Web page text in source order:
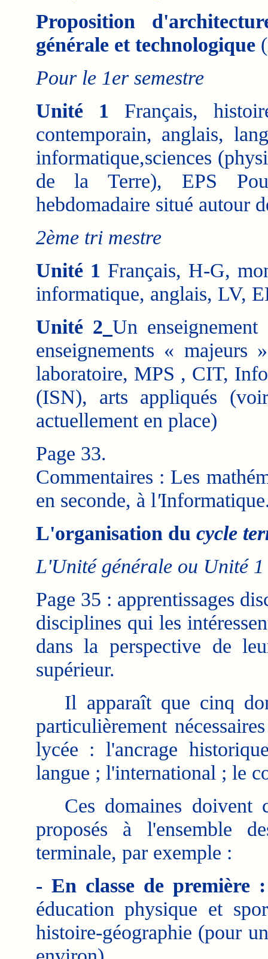
Proposition
générale et technologique
Pour le 1er semestre
Unité 1 Français,
contemporain, anglais,
informatique,sciences
de la Terre), EPS
hebdomadaire situé autour
2ème tri mestre
Unité 1 Français, H-G,
informatique, anglais, LV,
Unité 2 Un
enseignements « majeurs
laboratoire, MPS , CIT,
(ISN), arts appliqués
actuellement en place)
Page 33.
Commentaires : Les
en seconde, à l'
L'organisation du cycle
L'Unité générale ou Unité
Page 35 : apprentissages
disciplines qui les
dans la perspective de
supérieur.
Il apparaît que cinq
particulièrement
lycée : l'ancrage
langue ; l'international ; le
Ces domaines doivent
proposés à l'ensemble
terminale, par exemple :
- En classe de première :
éducation physique et
histoire-géographie (pour